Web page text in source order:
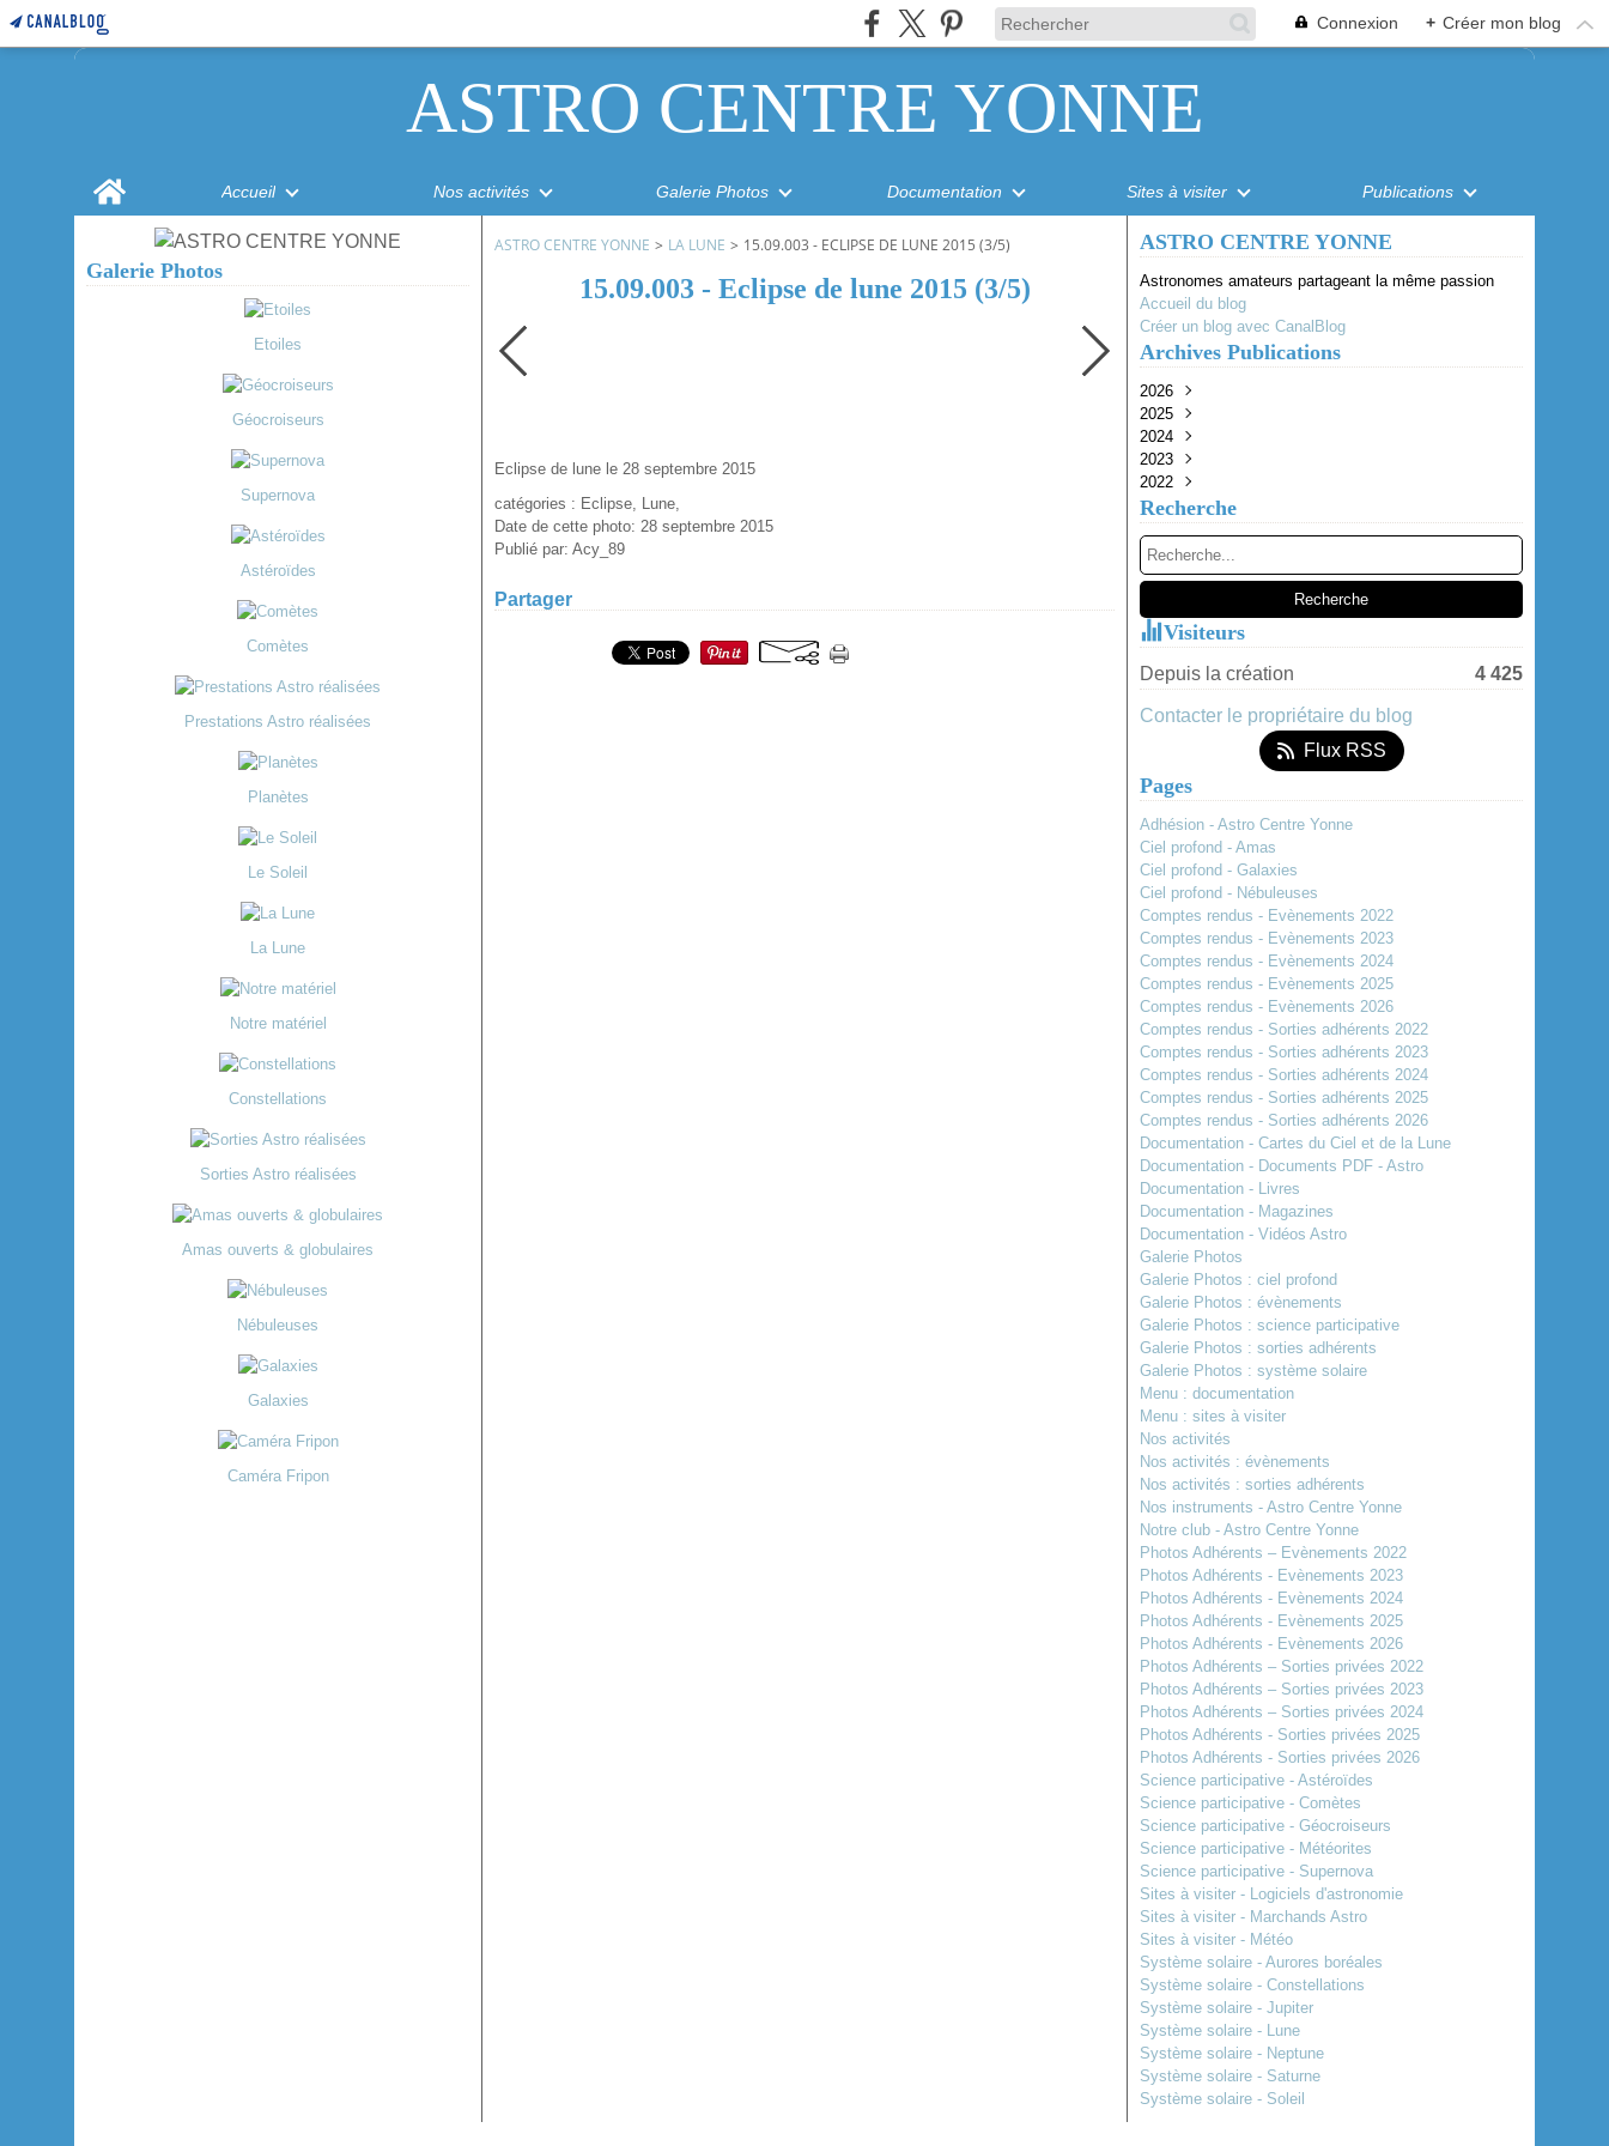
Connexion + Créer mon blog
ASTRO CENTRE YONNE
Home
Accueil
Nos activités Galerie Photos Documentation Sites à visiter Publications
Galerie Photos
Etoiles
Géocroiseurs
Supernova
Astéroïdes
Comètes
Prestations Astro réalisées
Planètes
Le Soleil
La Lune
Notre matériel
Constellations
Sorties Astro réalisées
Amas ouverts & globulaires
Nébuleuses
Galaxies
Caméra Fripon
ASTRO CENTRE YONNE > LA LUNE > 15.09.003 - ECLIPSE DE LUNE 2015 (3/5)
15.09.003 - Eclipse de lune 2015 (3/5)
Eclipse de lune le 28 septembre 2015
catégories : Eclipse, Lune,
Date de cette photo: 28 septembre 2015
Publié par: Acy_89
Partager
ASTRO CENTRE YONNE
Astronomes amateurs partageant la même passion
Accueil du blog
Créer un blog avec CanalBlog
Archives Publications
2026
Août
Juillet
Juin
Mai(2)
Avril(1)
Mars(1)
Janvier(2)
2025
Octobre
Juillet
Juin
Mai(4)
Avril(1)
2024
Juillet
Juin
Avril(1)
2023
Octobre
Août(2)
Juin(1)
2022
Octobre(2)
Septembre(1)
Recherche
Visiteurs
Depuis la création 4 425
Contacter le propriétaire du blog
Flux RSS
Pages
Adhésion - Astro Centre Yonne
Ciel profond - Amas
Ciel profond - Galaxies
Ciel profond - Nébuleuses
Comptes rendus - Evènements 2022
Comptes rendus - Evènements 2023
Comptes rendus - Evènements 2024
Comptes rendus - Evènements 2025
Comptes rendus - Evènements 2026
Comptes rendus - Sorties adhérents 2022
Comptes rendus - Sorties adhérents 2023
Comptes rendus - Sorties adhérents 2024
Comptes rendus - Sorties adhérents 2025
Comptes rendus - Sorties adhérents 2026
Documentation - Cartes du Ciel et de la Lune
Documentation - Documents PDF - Astro
Documentation - Livres
Documentation - Magazines
Documentation - Vidéos Astro
Galerie Photos
Galerie Photos : ciel profond
Galerie Photos : évènements
Galerie Photos : science participative
Galerie Photos : sorties adhérents
Galerie Photos : système solaire
Menu : documentation
Menu : sites à visiter
Nos activités
Nos activités : évènements
Nos activités : sorties adhérents
Nos instruments - Astro Centre Yonne
Notre club - Astro Centre Yonne
Photos Adhérents – Evènements 2022
Photos Adhérents - Evènements 2023
Photos Adhérents - Evènements 2024
Photos Adhérents - Evènements 2025
Photos Adhérents - Evènements 2026
Photos Adhérents – Sorties privées 2022
Photos Adhérents – Sorties privées 2023
Photos Adhérents – Sorties privées 2024
Photos Adhérents - Sorties privées 2025
Photos Adhérents - Sorties privées 2026
Science participative - Astéroïdes
Science participative - Comètes
Science participative - Géocroiseurs
Science participative - Météorites
Science participative - Supernova
Sites à visiter - Logiciels d'astronomie
Sites à visiter - Marchands Astro
Sites à visiter - Météo
Système solaire - Aurores boréales
Système solaire - Constellations
Système solaire - Jupiter
Système solaire - Lune
Système solaire - Neptune
Système solaire - Saturne
Système solaire - Soleil